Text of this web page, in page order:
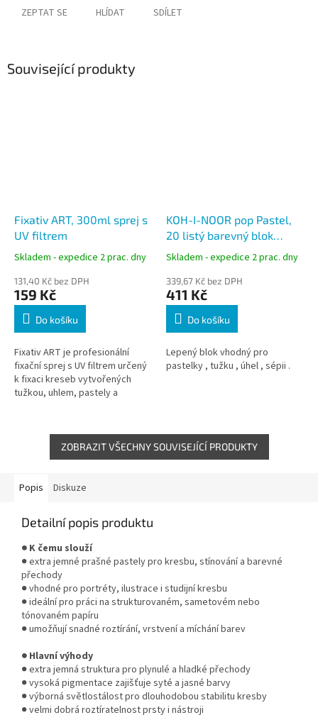
ZEPTAT SE HLÍDAT SDÍLET
Související produkty
Fixativ ART, 300ml sprej s
UV filtrem
Skladem - expedice 2 prac. dny
131,40 Kč bez DPH
159 Kč
Do košíku
Fixativ ART je profesionální
fixační sprej s UV filtrem určený
k fixaci kreseb vytvořených
tužkou, uhlem, pastely a
KOH-I-NOOR pop Pastel,
20 listý barevný blok
300x420, pastely + uhel +
Skladem - expedice 2 prac. dny
339,67 Kč bez DPH
411 Kč
Do košíku
Lepený blok vhodný pro
pastelky , tužku , úhel , sépii .
ZOBRAZIT VŠECHNY SOUVISEJÍCÍ PRODUKTY
Popis Diskuze
Detailní popis produktu
● K čemu slouží
● extra jemné prašné pastely pro kresbu, stínování a barevné
přechody
● vhodné pro portréty, ilustrace i studijní kresbu
● ideální pro práci na strukturovaném, sametovém nebo
tónovaném papíru
● umožňují snadné roztírání, vrstvení a míchání barev
● Hlavní výhody
● extra jemná struktura pro plynulé a hladké přechody
● vysoká pigmentace zajišťuje syté a jasné barvy
● výborná světlostálost pro dlouhodobou stabilitu kresby
● velmi dobrá roztíratelnost prsty i nástroji